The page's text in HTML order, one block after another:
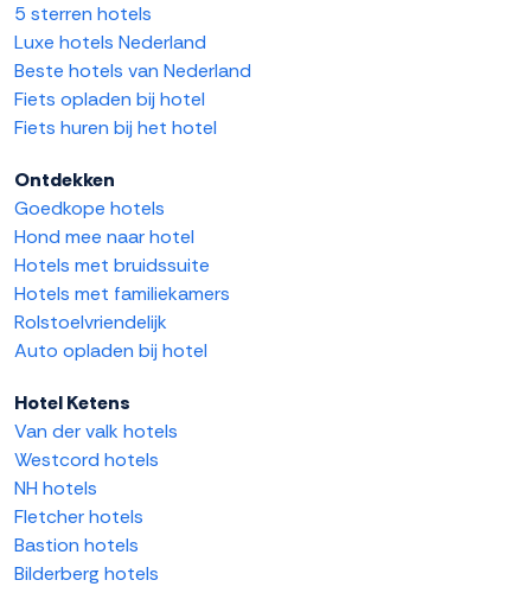
5 sterren hotels
Luxe hotels Nederland
Beste hotels van Nederland
Fiets opladen bij hotel
Fiets huren bij het hotel
Ontdekken
Goedkope hotels
Hond mee naar hotel
Hotels met bruidssuite
Hotels met familiekamers
Rolstoelvriendelijk
Auto opladen bij hotel
Hotel Ketens
Van der valk hotels
Westcord hotels
NH hotels
Fletcher hotels
Bastion hotels
Bilderberg hotels